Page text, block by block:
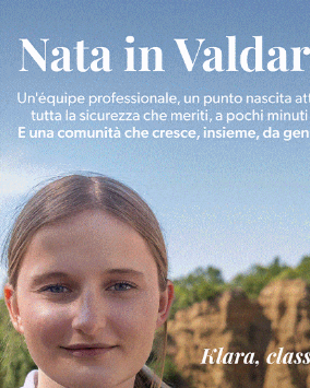
Cronaca 4 Agosto 2026
Un anno fa la strage in A1 in
Gianni, Giulia e Franco. Lo
processo, lo stop ai sorpassi
Cronaca 3 Agosto 2026
Scomparso da una struttura
Fiorentino l’uomo che aveva
Levane nel 2020
Articolo precedente